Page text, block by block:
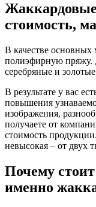
Жаккардовые
стоимость,
В качестве основных
полиэфирную пряжу.
серебряные и
В результате у вас
повышения
изображения,
получаете от
стоимость
невысокая – от двух
Почему
именно